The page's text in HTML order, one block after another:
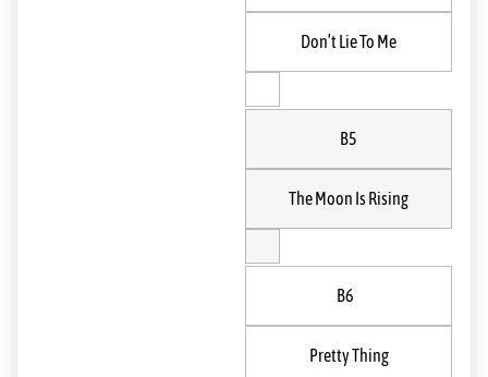
Don’t Lie To Me
B5
The Moon Is Rising
B6
Pretty Thing